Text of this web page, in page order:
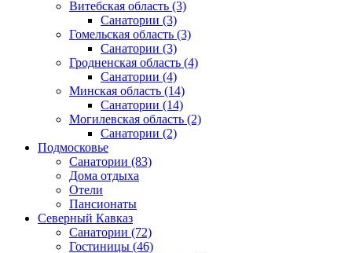
Витебская область (3)
Санатории (3)
Гомельская область (3)
Санатории (3)
Гродненская область (4)
Санатории (4)
Минская область (14)
Санатории (14)
Могилевская область (2)
Санатории (2)
Подмосковье
Санатории (83)
Дома отдыха
Отели
Пансионаты
Северный Кавказ
Санатории (72)
Гостиницы (46)